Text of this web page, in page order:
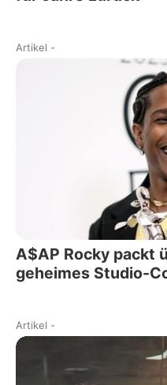
Artikel -
A$AP Rocky packt
geheimes Studio-
Artikel -